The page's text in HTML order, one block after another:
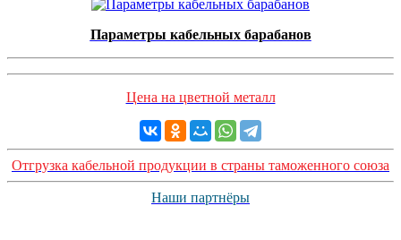
Параметры кабельных барабанов
Цена на цветной металл
Отгрузка кабельной продукции в страны таможенного союза
Наши партнёры